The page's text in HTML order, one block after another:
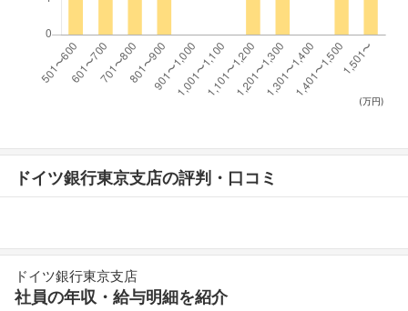
(万円)
ドイツ銀行東京支店の評判・口コミ
ドイツ銀行東京支店
社員の年収・給与明細を紹介